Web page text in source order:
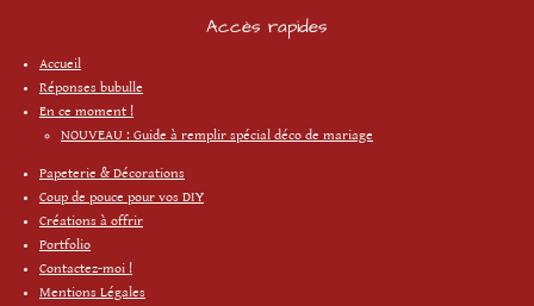
Accès rapides
Accueil
Réponses bubulle
En ce moment !
NOUVEAU : Guide à remplir spécial déco de mariage
Papeterie & Décorations
Coup de pouce pour vos DIY
Créations à offrir
Portfolio
Contactez-moi !
Mentions Légales